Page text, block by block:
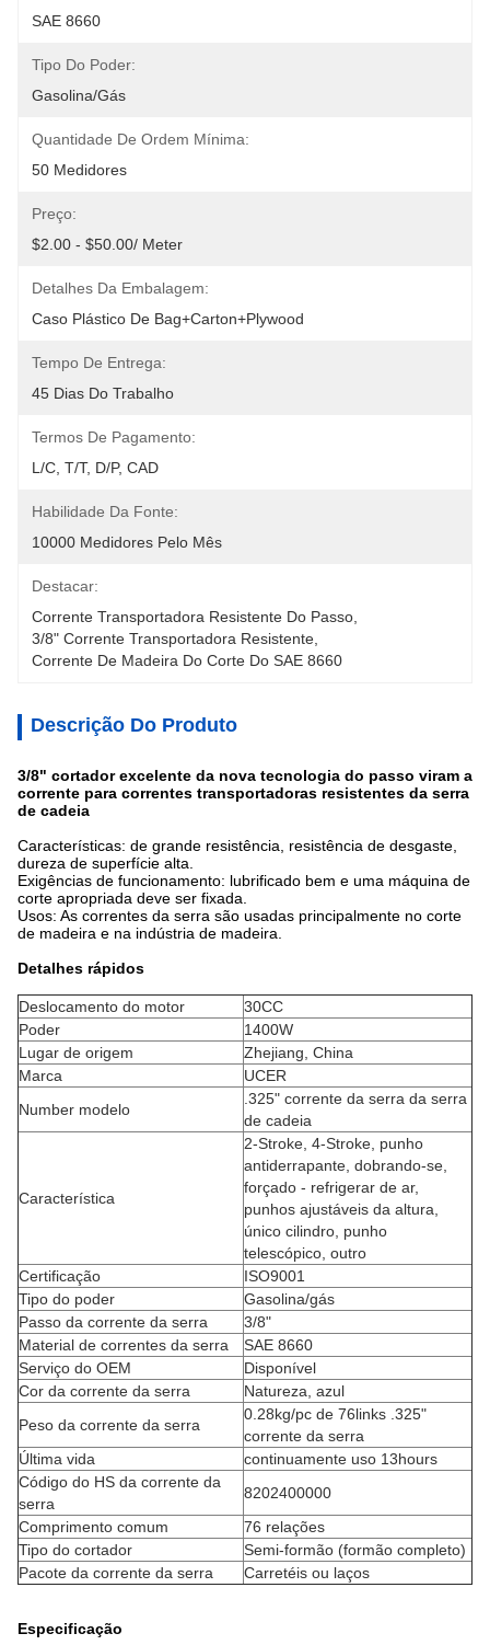
SAE 8660
Tipo Do Poder:
Gasolina/gás
Quantidade De Ordem Mínima:
50 Medidores
Preço:
$2.00 - $50.00/ Meter
Detalhes Da Embalagem:
Caso Plástico De Bag+carton+plywood
Tempo De Entrega:
45 Dias Do Trabalho
Termos De Pagamento:
L/C, T/T, D/P, CAD
Habilidade Da Fonte:
10000 Medidores Pelo Mês
Destacar:
Corrente Transportadora Resistente Do Passo
3/8" Corrente Transportadora Resistente
Corrente De Madeira Do Corte Do SAE 8660
Descrição Do Produto
3/8" cortador excelente da nova tecnologia do passo viram a
corrente para correntes transportadoras resistentes da serra
de cadeia
Características: de grande resistência, resistência de desgaste,
dureza de superfície alta.
Exigências de funcionamento: lubrificado bem e uma máquina de
corte apropriada deve ser fixada.
Usos: As correntes da serra são usadas principalmente no corte
de madeira e na indústria de madeira.
Detalhes rápidos
Deslocamento do motor
30CC
Poder
1400W
Lugar de origem
Zhejiang, China
Marca
UCER
Number modelo
.325" corrente da serra da serra
de cadeia
Característica
2-Stroke, 4-Stroke, punho
antiderrapante, dobrando-se,
forçado - refrigerar de ar,
punhos ajustáveis da altura,
único cilindro, punho
telescópico, outro
Certificação
ISO9001
Tipo do poder
Gasolina/gás
Passo da corrente da serra
3/8"
Material de correntes da serra
SAE 8660
Serviço do OEM
Disponível
Cor da corrente da serra
Natureza, azul
Peso da corrente da serra
0.28kg/pc de 76links .325"
corrente da serra
Última vida
continuamente uso 13hours
Código do HS da corrente da
serra
8202400000
Comprimento comum
76 relações
Tipo do cortador
Semi-formão (formão completo)
Pacote da corrente da serra
Carretéis ou laços
Especificação